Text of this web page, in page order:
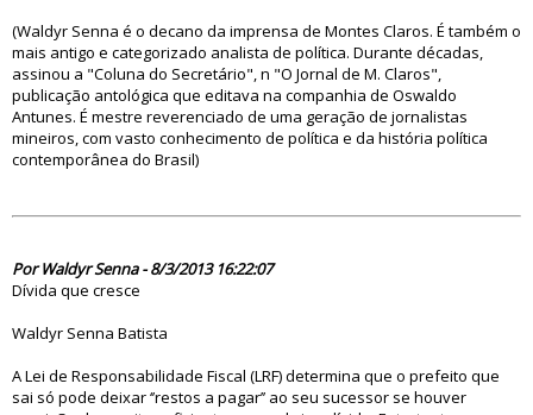
(Waldyr Senna é o decano da imprensa de Montes Claros. É também o
mais antigo e categorizado analista de política. Durante décadas,
assinou a "Coluna do Secretário", n "O Jornal de M. Claros",
publicação antológica que editava na companhia de Oswaldo
Antunes. É mestre reverenciado de uma geração de jornalistas
mineiros, com vasto conhecimento de política e da história política
contemporânea do Brasil)
Por Waldyr Senna - 8/3/2013 16:22:07
Dívida que cresce
Waldyr Senna Batista
A Lei de Responsabilidade Fiscal (LRF) determina que o prefeito que
sai só pode deixar ‘’restos a pagar’’ ao seu sucessor se houver